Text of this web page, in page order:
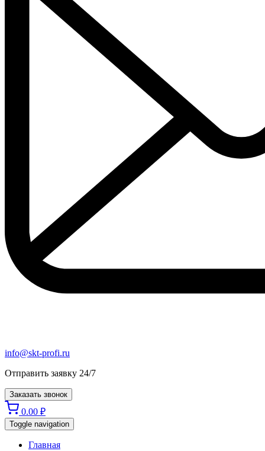
info@skt-profi.ru
Отправить заявку 24/7
Заказать звонок
0.00 ₽
Toggle navigation
Главная